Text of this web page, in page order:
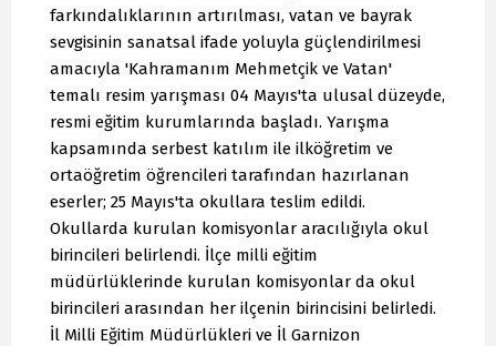
farkındalıklarının artırılması, vatan ve bayrak
sevgisinin sanatsal ifade yoluyla güçlendirilmesi
amacıyla 'Kahramanım Mehmetçik ve Vatan'
temalı resim yarışması 04 Mayıs'ta ulusal düzeyde,
resmi eğitim kurumlarında başladı. Yarışma
kapsamında serbest katılım ile ilköğretim ve
ortaöğretim öğrencileri tarafından hazırlanan
eserler; 25 Mayıs'ta okullara teslim edildi.
Okullarda kurulan komisyonlar aracılığıyla okul
birincileri belirlendi. İlçe milli eğitim
müdürlüklerinde kurulan komisyonlar da okul
birincileri arasından her ilçenin birincisini belirledi.
İl Milli Eğitim Müdürlükleri ve İl Garnizon